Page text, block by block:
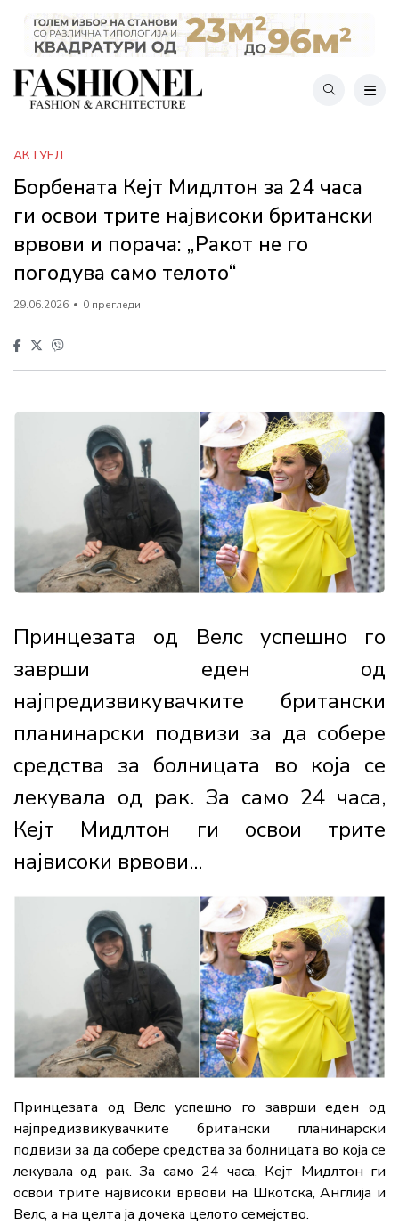
АКТУЕЛ
Борбената Кејт Мидлтон за 24 часа
ги освои трите највисоки британски
врвови и порача: „Ракот не го
погодува само телото“
29.06.2026 0 прегледи
Принцезата од Велс успешно го
заврши еден од
најпредизвикувачките британски
планинарски подвизи за да собере
средства за болницата во која се
лекувала од рак. За само 24 часа,
Кејт Мидлтон ги освои трите
највисоки врвови...
Принцезата од Велс успешно го заврши еден од
најпредизвикувачките британски планинарски
подвизи за да собере средства за болницата во која се
лекувала од рак. За само 24 часа, Кејт Мидлтон ги
освои трите највисоки врвови на Шкотска, Англија и
Велс, а на целта ја дочека целото семејство.